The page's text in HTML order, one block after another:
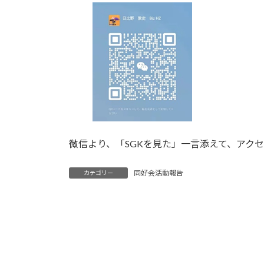
微信より、「SGKを見た」一言添えて、アク
カテゴリー 同好会活動報告